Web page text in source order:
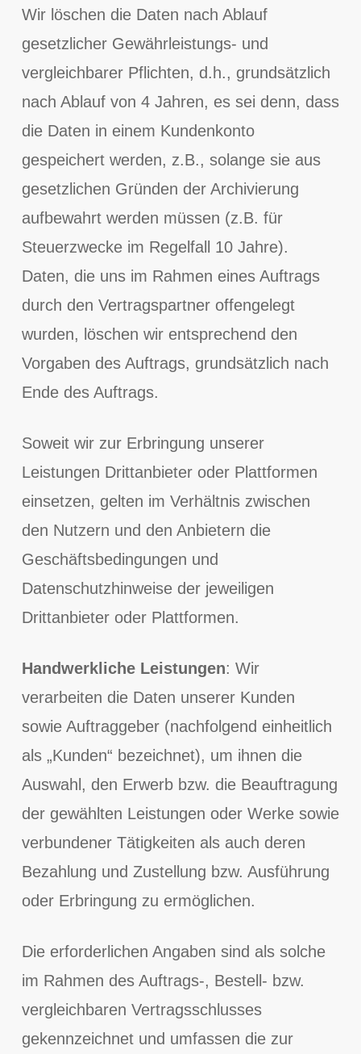
Wir löschen die Daten nach Ablauf
gesetzlicher Gewährleistungs- und
vergleichbarer Pflichten, d.h., grundsätzlich
nach Ablauf von 4 Jahren, es sei denn, dass
die Daten in einem Kundenkonto
gespeichert werden, z.B., solange sie aus
gesetzlichen Gründen der Archivierung
aufbewahrt werden müssen (z.B. für
Steuerzwecke im Regelfall 10 Jahre).
Daten, die uns im Rahmen eines Auftrags
durch den Vertragspartner offengelegt
wurden, löschen wir entsprechend den
Vorgaben des Auftrags, grundsätzlich nach
Ende des Auftrags.
Soweit wir zur Erbringung unserer
Leistungen Drittanbieter oder Plattformen
einsetzen, gelten im Verhältnis zwischen
den Nutzern und den Anbietern die
Geschäftsbedingungen und
Datenschutzhinweise der jeweiligen
Drittanbieter oder Plattformen.
Handwerkliche Leistungen: Wir
verarbeiten die Daten unserer Kunden
sowie Auftraggeber (nachfolgend einheitlich
als „Kunden“ bezeichnet), um ihnen die
Auswahl, den Erwerb bzw. die Beauftragung
der gewählten Leistungen oder Werke sowie
verbundener Tätigkeiten als auch deren
Bezahlung und Zustellung bzw. Ausführung
oder Erbringung zu ermöglichen.
Die erforderlichen Angaben sind als solche
im Rahmen des Auftrags-, Bestell- bzw.
vergleichbaren Vertragsschlusses
gekennzeichnet und umfassen die zur